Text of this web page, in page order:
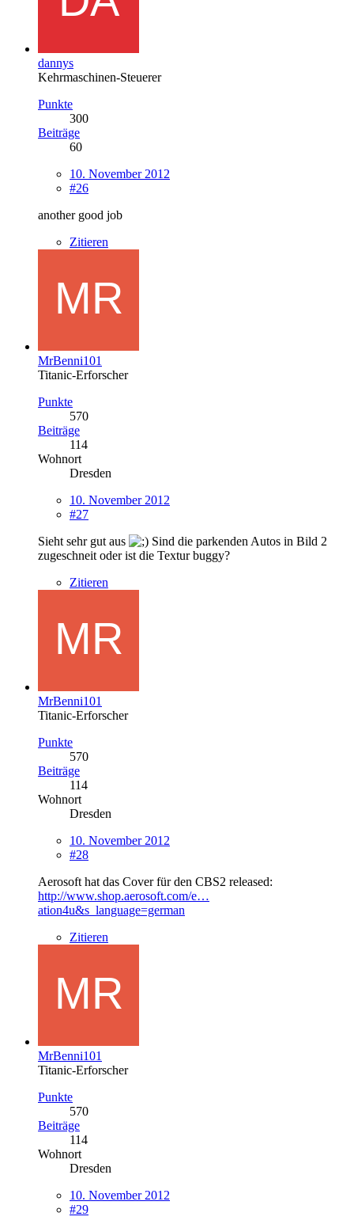
dannys
Kehrmaschinen-Steuerer
Punkte
300
Beiträge
60
10. November 2012
#26
another good job
Zitieren
MrBenni101
Titanic-Erforscher
Punkte
570
Beiträge
114
Wohnort
Dresden
10. November 2012
#27
Sieht sehr gut aus
Sind die parkenden Autos in Bild 2
zugeschneit oder ist die Textur buggy?
Zitieren
MrBenni101
Titanic-Erforscher
Punkte
570
Beiträge
114
Wohnort
Dresden
10. November 2012
#28
Aerosoft hat das Cover für den CBS2 released:
http://www.shop.aerosoft.com/e…
ation4u&s_language=german
Zitieren
MrBenni101
Titanic-Erforscher
Punkte
570
Beiträge
114
Wohnort
Dresden
10. November 2012
#29